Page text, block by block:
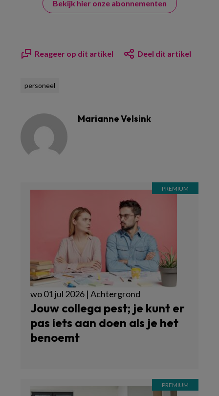
Bekijk hier onze abonnementen
Reageer op dit artikel Deel dit artikel
personeel
Marianne Velsink
wo 01 jul 2026 | Achtergrond
Jouw collega pest; je kunt er
pas iets aan doen als je het
benoemt